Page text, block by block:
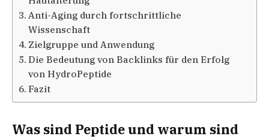
Anti-Aging durch fortschrittliche
Wissenschaft
Zielgruppe und Anwendung
Die Bedeutung von Backlinks für den Erfolg
von HydroPeptide
Fazit
Was sind Peptide und warum sind